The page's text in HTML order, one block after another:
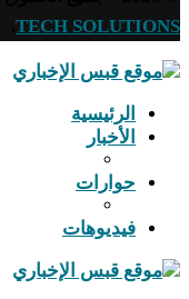
TECH SOLUTIONS
الرئيسية
الأخبار
حوارات
فيديوهات